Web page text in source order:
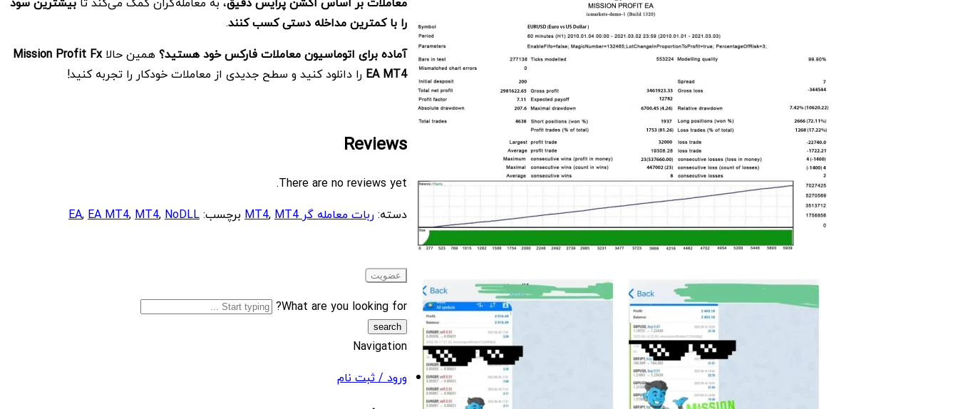
را با کمترین مداخله دستی کسب کنند.
آماده برای اتوماسیون معاملات فارکس خود هستید؟همین حالاMission Profit Fx
EA MT4 را دانلود کنید و سطح جدیدی از معاملات خودکار را تجربه کنید!
Reviews
There are no reviews yet.
دسته:ربات معامله گر MT4 ,MT4 برچسب: EA,EA MT4,MT4,NoDLL
What are you looking for?
Navigation
ورود / ثبت نام